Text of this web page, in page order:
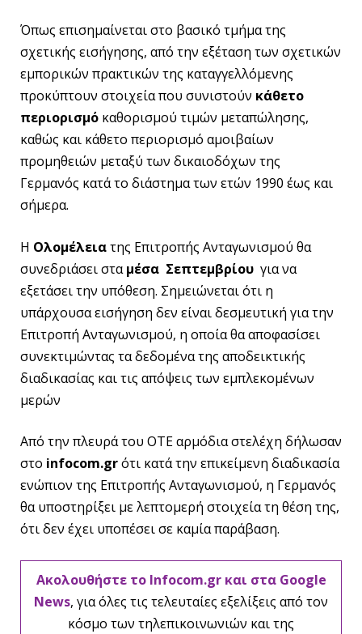
Όπως επισημαίνεται στο βασικό τμήμα της
σχετικής εισήγησης, από την εξέταση των σχετικών
εμπορικών πρακτικών της καταγγελλόμενης
προκύπτουν στοιχεία που συνιστούν κάθετο
περιορισμό καθορισμού τιμών μεταπώλησης,
καθώς και κάθετο περιορισμό αμοιβαίων
προμηθειών μεταξύ των δικαιοδόχων της
Γερμανός κατά το διάστημα των ετών 1990 έως και
σήμερα.
Η Ολομέλειατης Επιτροπής Ανταγωνισμού θα
συνεδριάσει σταμέσα Σεπτεμβρίου για να
εξετάσει την υπόθεση. Σημειώνεται ότι η
υπάρχουσα εισήγηση δεν είναι δεσμευτική για την
Επιτροπή Ανταγωνισμού, η οποία θα αποφασίσει
συνεκτιμώντας τα δεδομένα της αποδεικτικής
διαδικασίας και τις απόψεις των εμπλεκομένων
μερών
Από την πλευρά του ΟΤΕ αρμόδια στελέχη δήλωσαν
στο infocom.grότι κατά την επικείμενη διαδικασία
ενώπιον της Επιτροπής Ανταγωνισμού, η Γερμανός
θα υποστηρίξει με λεπτομερή στοιχεία τη θέση της,
ότι δεν έχει υποπέσει σε καμία παράβαση.
Ακολουθήστε το Infocom.gr και στα Google
News, για όλες τις τελευταίες εξελίξεις από τον
κόσμο των τηλεπικοινωνιών και της